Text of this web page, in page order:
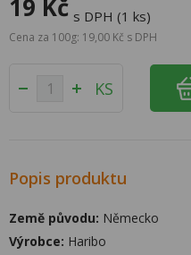
19 Kč s DPH (1 ks)
Cena za 100g: 19,00 Kč s DPH
KS
Popis produktu
Země původu: Německo
Výrobce: Haribo